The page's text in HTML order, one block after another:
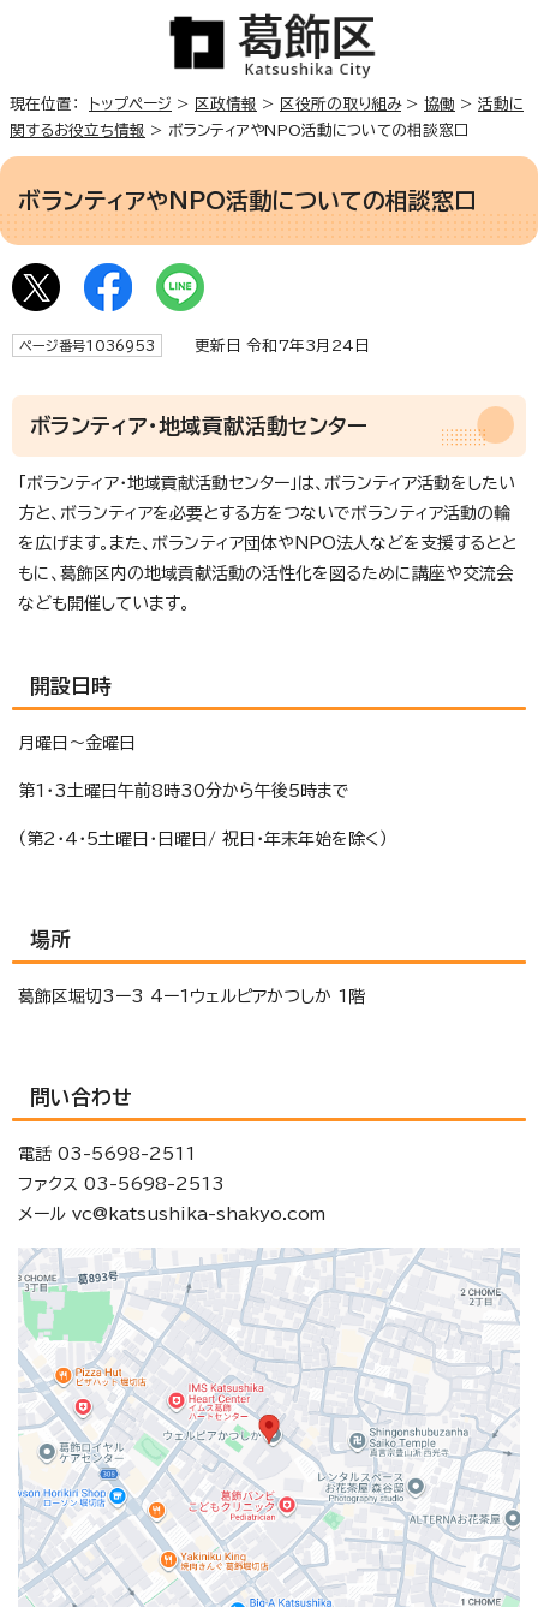
現在位置： トップページ > 区政情報 > 区役所の取り組み> 協働 > 活動に
関するお役立ち情報 > ボランティアやNPO活動についての相談窓口
ボランティアやNPO活動についての相談窓口
ページ番号1036953 更新日 令和7年3月24日
ボランティア・地域貢献活動センター
「ボランティア・地域貢献活動センター」は、ボランティア活動をしたい
方と、ボランティアを必要とする方をつないでボランティア活動の輪
を広げます。また、ボランティア団体やNPO法人などを支援するとと
もに、葛飾区内の地域貢献活動の活性化を図るために講座や交流会
なども開催しています。
開設日時
月曜日～金曜日
第1・3土曜日午前8時30分から午後5時まで
（第2・4・5土曜日・日曜日/ 祝日・年末年始を除く）
場所
葛飾区堀切3ー3 4ー1ウェルピアかつしか 1階
問い合わせ
電話 03-5698-2511
ファクス 03-5698-2513
メール vc@katsushika-shakyo.com